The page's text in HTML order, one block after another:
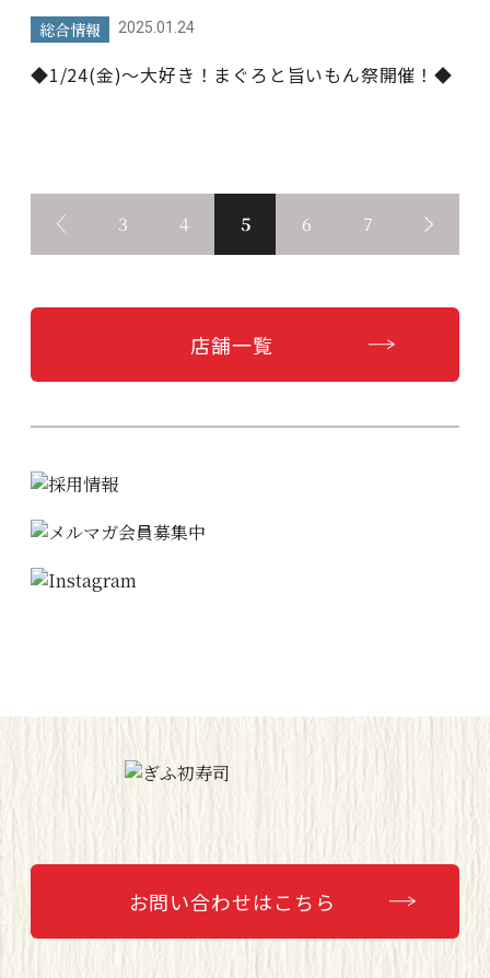
総合情報 2025.01.24
◆1/24(金)～大好き！まぐろと旨いもん祭開催！◆
3 4 5 6 7
店舗一覧
お問い合わせはこちら